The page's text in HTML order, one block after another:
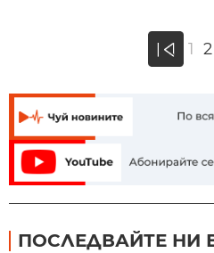
« 1 2
ПОСЛЕДВАЙТЕ НИ